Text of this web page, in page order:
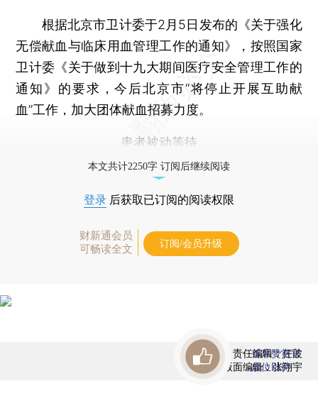
根据北京市卫计委于2月5日发布的《关于强化
无偿献血与临床用血管理工作的通知》，按照国家
卫计委《关于做到十九大期间医疗安全管理工作的
通知》的要求，今后北京市“将停止开展互助献
血”工作，加大团体献血招募力度。
患者被动等待
本文共计2250字 订阅后继续阅读
登录 后获取已订阅的阅读权限
财新通会员
可畅读全文
订阅/会员升级
责任编辑：任波
版面编辑：张翔宇
首席赞赏官
虚位以待